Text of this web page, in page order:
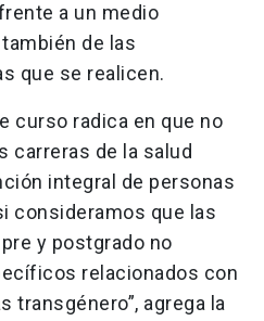
a un medio
de las
que se realicen.
curso radica en que no
carreras de la salud
integral de personas
consideramos que las
y postgrado no
relacionados con
transgénero”, agrega la